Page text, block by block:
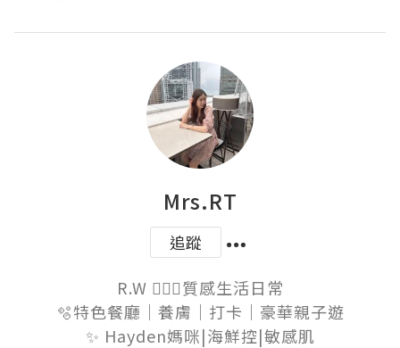
Mrs.RT
追蹤
R.W 👱🏻‍♀️質感生活日常
🫧特色餐廳｜養膚｜打卡｜豪華親子遊
✨ Hayden媽咪|海鮮控|敏感肌